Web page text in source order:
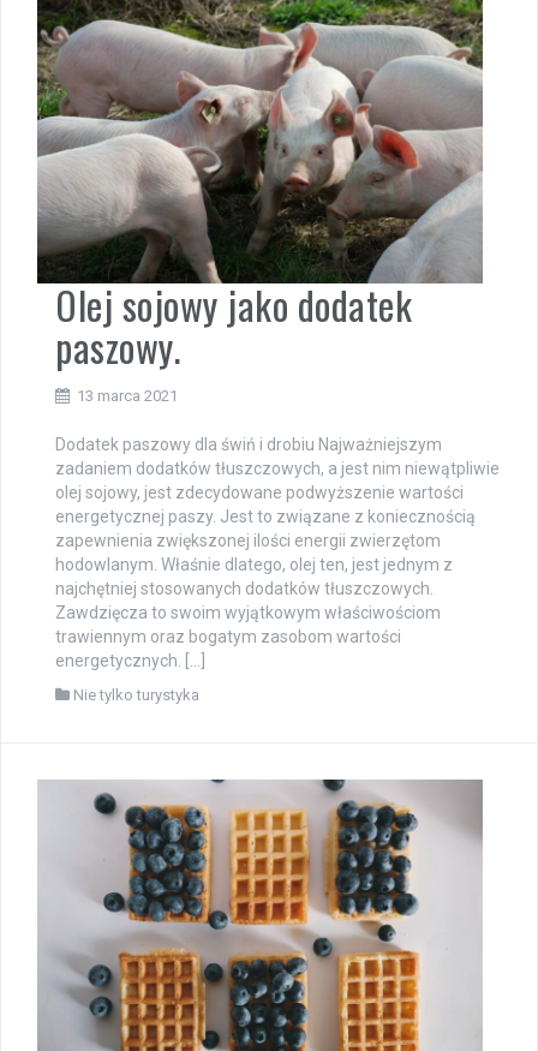
Olej sojowy jako dodatek
paszowy.
13 marca 2021
Dodatek paszowy dla świń i drobiu Najważniejszym
zadaniem dodatków tłuszczowych, a jest nim niewątpliwie
olej sojowy, jest zdecydowane podwyższenie wartości
energetycznej paszy. Jest to związane z koniecznością
zapewnienia zwiększonej ilości energii zwierzętom
hodowlanym. Właśnie dlatego, olej ten, jest jednym z
najchętniej stosowanych dodatków tłuszczowych.
Zawdzięcza to swoim wyjątkowym właściwościom
trawiennym oraz bogatym zasobom wartości
energetycznych. […]
Nie tylko turystyka